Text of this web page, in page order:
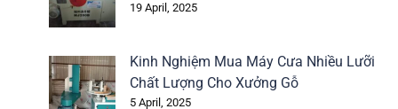
19 April, 2025
Kinh Nghiệm Mua Máy Cưa Nhiều Lưỡi
Chất Lượng Cho Xưởng Gỗ
5 April, 2025